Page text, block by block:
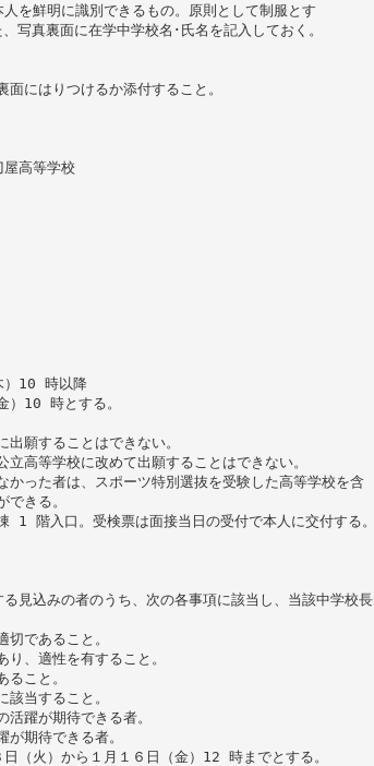
を鮮明に識別できるもの。原則として制服とす
写真裏面に在学中学校名･氏名を記入しておく。
にはりつけるか添付すること。
高等学校
）10 時以降
）10 時とする。
出願することはできない。
立高等学校に改めて出願することはできない。
かった者は、スポーツ特別選抜を受験した高等学校を含
きる。
1 階入口。受検票は面接当日の受付で本人に交付する。
見込みの者のうち、次の各事項に該当し、当該中学校長
切であること。
り、適性を有すること。
ること。
該当すること。
躍が期待できる者。
期待できる者。
（火）から１月１６日（金）12 時までとする。